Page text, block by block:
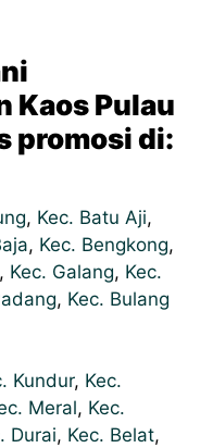
Kaos Pulau
promosi di:
, Kec. Batu Aji,
, Kec. Bengkong,
, Kec. Galang, Kec.
, Kec. Bulang
Kundur, Kec.
Meral, Kec.
Durai, Kec. Belat,